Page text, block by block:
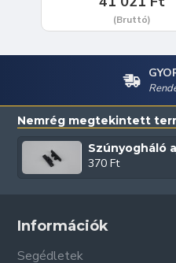
(Bruttó)
Nemrég megtekintett
370 Ft
Információk
Segédletek